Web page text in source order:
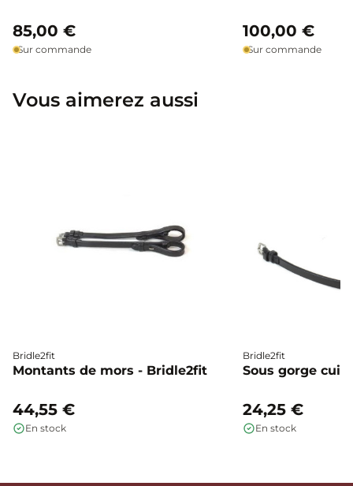
85,00 €
Sur commande
100,00 €
Sur commande
Vous aimerez aussi
Bridle2fit
Montants de mors - Bridle2fit
44,55 €
En stock
Bridle2fit
Sous gorge
24,25 €
En stock